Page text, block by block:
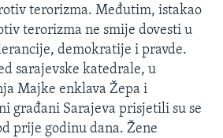
terorizma. Međutim, istakao
terorizma ne smije dovesti u
demokratije i pravde.
sarajevske katedrale, u
Majke enklava Žepa i
građani Sarajeva prisjetili su se
prije godinu dana. Žene